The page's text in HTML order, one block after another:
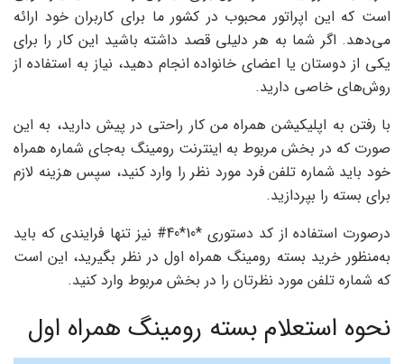
است که این اپراتور محبوب در کشور ما برای کاربران خود ارائه
می‌دهد. اگر شما به هر دلیلی قصد داشته باشید این کار را برای
یکی از دوستان یا اعضای خانواده انجام دهید، نیاز به استفاده از
روش‌های خاصی دارید.
با رفتن به اپلیکیشن همراه من کار راحتی در پیش دارید، به این
صورت که در بخش مربوط به اینترنت رومینگ به‌جای شماره همراه
خود باید شماره تلفن فرد مورد نظر را وارد کنید، سپس هزینه لازم
برای بسته را بپردازید.
درصورت استفاده از کد دستوری *10*40# نیز تنها فرایندی که باید
به‌منظور خرید بسته رومینگ همراه اول در نظر بگیرید، این است
که شماره تلفن مورد نظرتان را در بخش مربوط وارد کنید.
نحوه استعلام بسته رومینگ همراه اول